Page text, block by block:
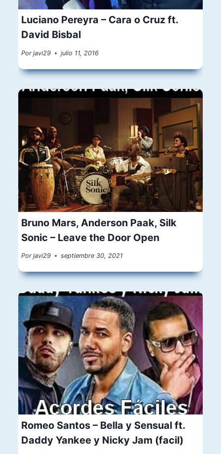
Luciano Pereyra – Cara o Cruz ft.
David Bisbal
Por javi29 julio 11, 2016
Bruno Mars, Anderson Paak, Silk
Sonic – Leave the Door Open
Por javi29 septiembre 30, 2021
Romeo Santos – Bella y Sensual ft.
Daddy Yankee y Nicky Jam (facil)